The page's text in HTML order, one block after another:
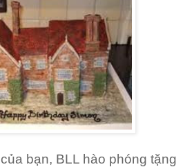
bạn, BLL hào phóng tặng